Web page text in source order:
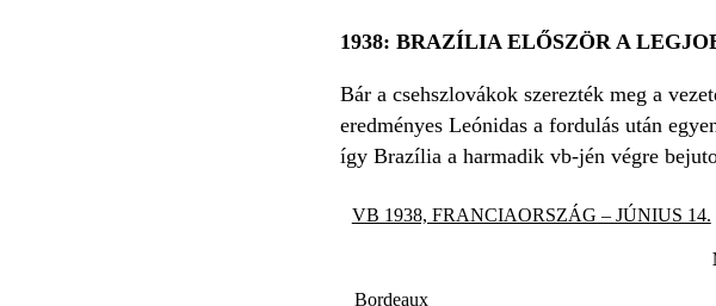
1938: BRAZÍLIA ELŐSZÖR A
Bár a csehszlovákok szerezték meg a
eredményes Leónidas a fordulás után
így Brazília a harmadik vb-jén végre
Bordeaux
VB 1938, FRANCIAORSZÁG – JÚNIUS 14.